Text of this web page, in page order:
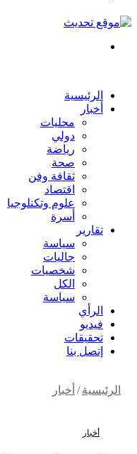
الرئيسية
أخبار
محليات
دولي
رياضة
صحة
ثقافة وفن
اقتصاد
علوم وتكنلوجيا
أسرة
تقارير
سياسة
جاليات
شخصيات
الكل
سياسة
الرأي
فيديو
تحقيقات
إتصل بنا
الرئيسية / أخبار
أخبار